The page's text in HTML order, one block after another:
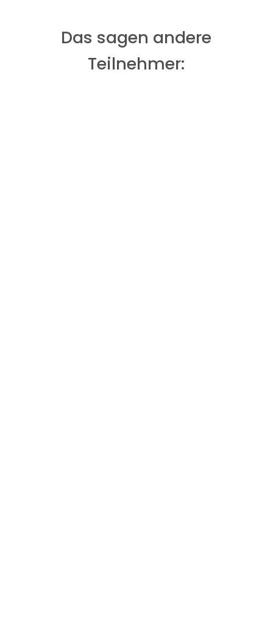
Das sagen andere
Teilnehmer: